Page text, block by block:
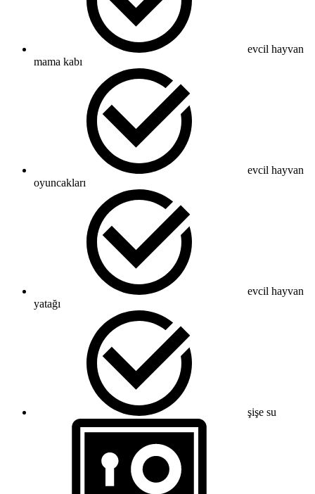
evcil hayvan
mama kabı
evcil hayvan
oyuncakları
evcil hayvan
yatağı
şişe su